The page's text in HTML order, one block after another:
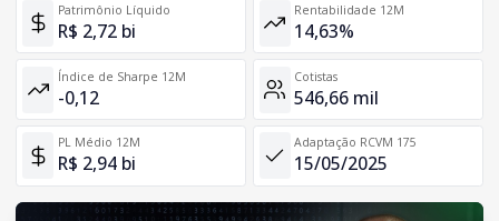
Patrimônio Líquido
R$ 2,72 bi
Rentabilidade 12M
14,63%
Índice de Sharpe 12M
-0,12
Cotistas
546,66 mil
PL Médio 12M
R$ 2,94 bi
Adaptação RCVM 175
15/05/2025